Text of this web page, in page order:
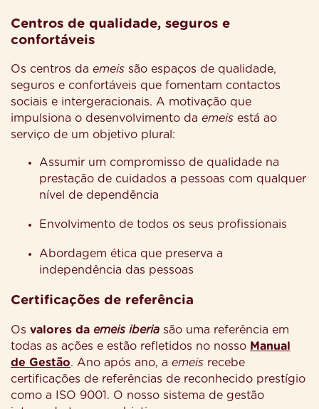
Centros de qualidade, seguros e
confortáveis
Os centros da emeis são espaços de qualidade,
seguros e confortáveis que fomentam contactos
sociais e intergeracionais. A motivação que
impulsiona o desenvolvimento da emeis está ao
serviço de um objetivo plural:
Assumir um compromisso de qualidade na
prestação de cuidados a pessoas com qualquer
nível de dependência
Envolvimento de todos os seus profissionais
Abordagem ética que preserva a
independência das pessoas
Certificações de referência
Os valores da emeis iberia são uma referência em
todas as ações e estão refletidos no nosso Manual
de Gestão. Ano após ano, a emeis recebe
certificações de referências de reconhecido prestígio
como a ISO 9001. O nosso sistema de gestão